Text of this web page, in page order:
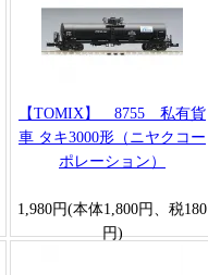
【TOMIX】 8755 私有貨
車 タキ3000形（ニヤクコー
ポレーション）
1,980円(本体1,800円、税180
円)